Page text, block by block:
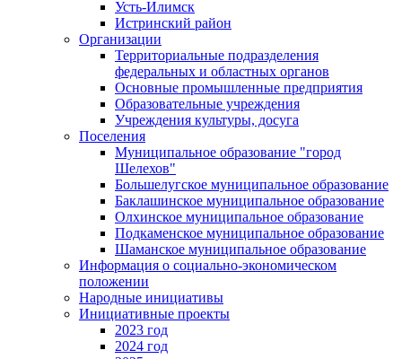
Усть-Илимск
Истринский район
Организации
Территориальные подразделения
федеральных и областных органов
Основные промышленные предприятия
Образовательные учреждения
Учреждения культуры, досуга
Поселения
Муниципальное образование "город
Шелехов"
Большелугское муниципальное образование
Баклашинское муниципальное образование
Олхинское муниципальное образование
Подкаменское муниципальное образование
Шаманское муниципальное образование
Информация о социально-экономическом
положении
Народные инициативы
Инициативные проекты
2023 год
2024 год